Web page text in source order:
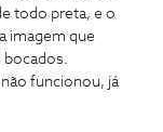
todo preta, e o
imagem que
bocados.
funcionou, já